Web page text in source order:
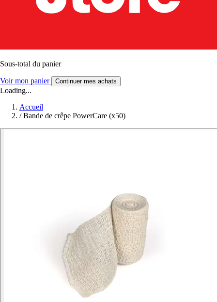
Sous-total du panier
Voir mon panier Continuer mes achats
Loading...
Accueil
/ Bande de crêpe PowerCare (x50)